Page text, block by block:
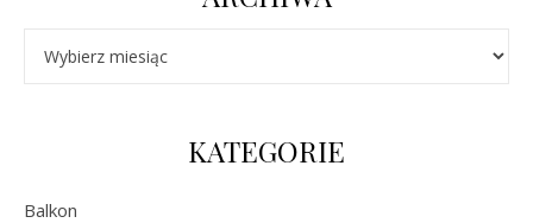
KATEGORIE
Balkon